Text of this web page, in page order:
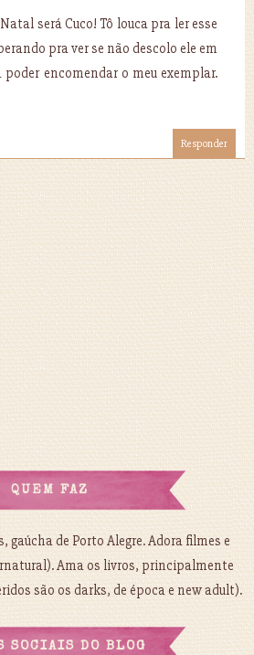
será Cuco! Tô louca pra ler esse
pra ver se não descolo ele em
encomendar o meu exemplar.
Responder
QUEM FAZ
gaúcha de Porto Alegre. Adora filmes e
Ama os livros, principalmente
são os darks, de época e new adult).
SOCIAIS DO BLOG